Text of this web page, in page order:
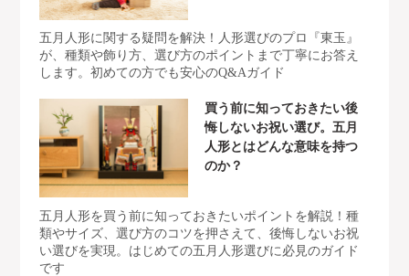
五月人形に関する疑問を解決！人形選びのプロ『東玉』
が、種類や飾り方、選び方のポイントまで丁寧にお答え
します。初めての方でも安心のQ&Aガイド
買う前に知っておきたい後
悔しないお祝い選び。五月
人形とはどんな意味を持つ
のか？
五月人形を買う前に知っておきたいポイントを解説！種
類やサイズ、選び方のコツを押さえて、後悔しないお祝
い選びを実現。はじめての五月人形選びに必見のガイド
です